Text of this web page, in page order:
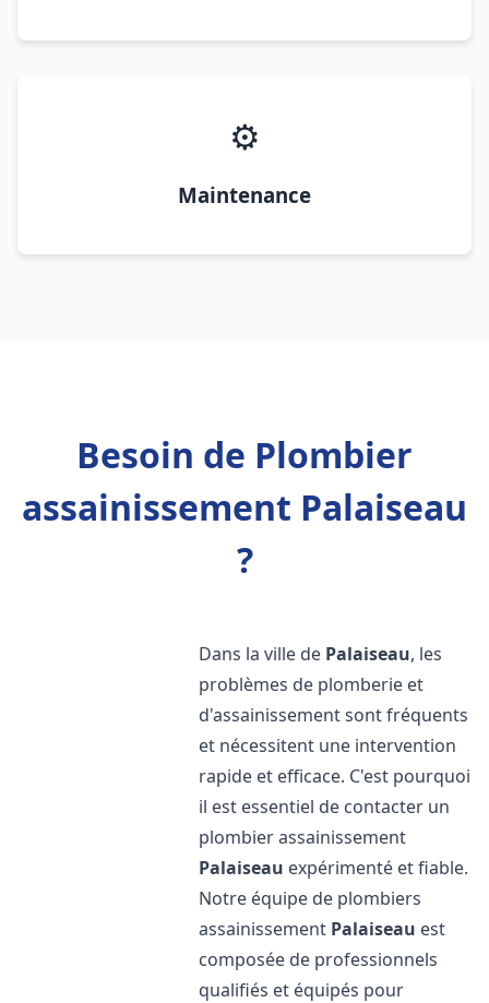
⚙️
Maintenance
Besoin de Plombier
assainissement Palaiseau
?
Dans la ville de Palaiseau, les
problèmes de plomberie et
d'assainissement sont fréquents
et nécessitent une intervention
rapide et efficace. C'est pourquoi
il est essentiel de contacter un
plombier assainissement
Palaiseau expérimenté et fiable.
Notre équipe de plombiers
assainissement Palaiseau est
composée de professionnels
qualifiés et équipés pour